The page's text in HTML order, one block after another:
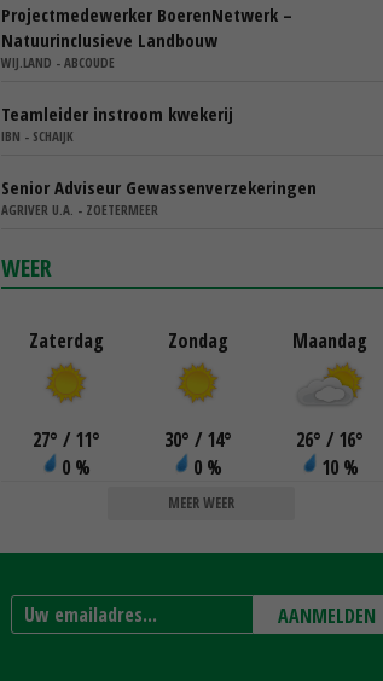
Projectmedewerker BoerenNetwerk –
Natuurinclusieve Landbouw
WIJ.LAND - ABCOUDE
Teamleider instroom kwekerij
IBN - SCHAIJK
Senior Adviseur Gewassenverzekeringen
AGRIVER U.A. - ZOETERMEER
WEER
Zaterdag
27° / 11°
0 %
Zondag
30° / 14°
0 %
Maandag
26° / 16°
10 %
MEER WEER
AANMELDEN